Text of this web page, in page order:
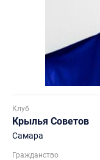
Клуб
Крылья Советов
Самара
Гражданство